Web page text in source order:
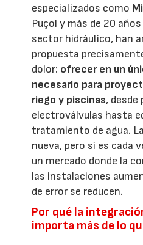
especializados como
Puçol y más de 20
sector hidráulico, han
propuesta
dolor: ofrecer en un
necesario para
riego y piscinas, desde
electroválvulas hasta
tratamiento de agua.
nueva, pero sí es cada
un mercado donde la
las instalaciones
de error se reducen.
Por qué la
importa más de lo